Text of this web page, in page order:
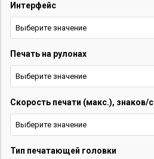
Стиральные
Телевизоры
Холодильники
Интерфейс
Выберите значение
Печать на рулонах
Выберите значение
Скорость печати (макс.), знаков/с
Выберите значение
Тип печатающей головки